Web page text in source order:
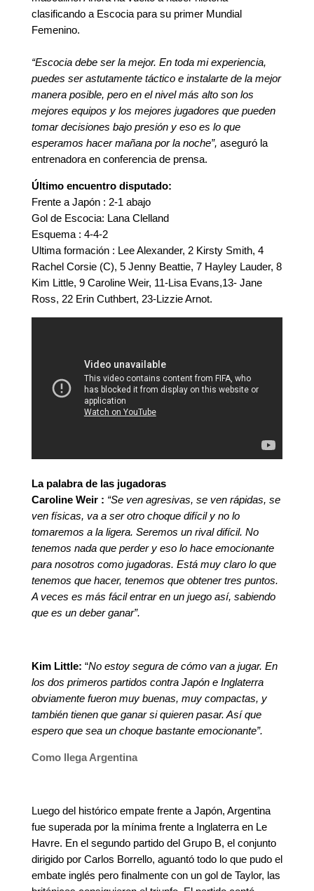
clasificando a Escocia para su primer Mundial
Femenino.
“Escocia debe ser la mejor. En toda mi experiencia,
puedes ser astutamente táctico e instalarte de la mejor
manera posible, pero en el nivel más alto son los
mejores equipos y los mejores jugadores que pueden
tomar decisiones bajo presión y eso es lo que
esperamos hacer mañana por la noche”, aseguró la
entrenadora en conferencia de prensa.
Último encuentro disputado:
Frente a Japón : 2-1 abajo
Gol de Escocia: Lana Clelland
Esquema : 4-4-2
Ultima formación : Lee Alexander, 2 Kirsty Smith, 4
Rachel Corsie (C), 5 Jenny Beattie, 7 Hayley Lauder, 8
Kim Little, 9 Caroline Weir, 11-Lisa Evans,13- Jane
Ross, 22 Erin Cuthbert, 23-Lizzie Arnot.
La palabra de las jugadoras
Caroline Weir : “Se ven agresivas, se ven rápidas, se
ven físicas, va a ser otro choque difícil y no lo
tomaremos a la ligera. Seremos un rival difícil. No
tenemos nada que perder y eso lo hace emocionante
para nosotros como jugadoras. Está muy claro lo que
tenemos que hacer, tenemos que obtener tres puntos.
A veces es más fácil entrar en un juego así, sabiendo
que es un deber ganar”.
Kim Little: “No estoy segura de cómo van a jugar. En
los dos primeros partidos contra Japón e Inglaterra
obviamente fueron muy buenas, muy compactas, y
también tienen que ganar si quieren pasar. Así que
espero que sea un choque bastante emocionante”.
Como llega Argentina
Luego del histórico empate frente a Japón, Argentina
fue superada por la mínima frente a Inglaterra en Le
Havre. En el segundo partido del Grupo B, el conjunto
dirigido por Carlos Borrello, aguantó todo lo que pudo el
embate inglés pero finalmente con un gol de Taylor, las